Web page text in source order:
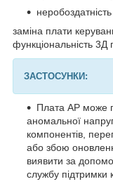
заміна плати
функціональність 3Д
ЗАСТОСУНКИ:
Плата AP може
аномальної
компонентів,
або збою
виявити за
службу підтримки